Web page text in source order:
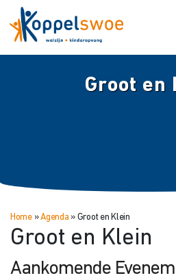
Groot en
Home»Agenda » Groot en Klein
Groot en Klein
Aankomende